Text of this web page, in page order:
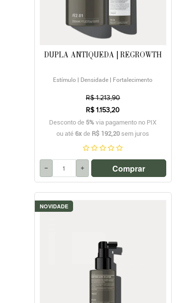
DUPLA ANTIQUEDA | REGROWTH
Estímulo | Densidade | Fortalecimento
R$ 1.213,90
R$ 1.153,20
Desconto de 5%via pagamento no PIX
ou até 6xde R$ 192,20 sem juros
Comprar
NOVIDADE